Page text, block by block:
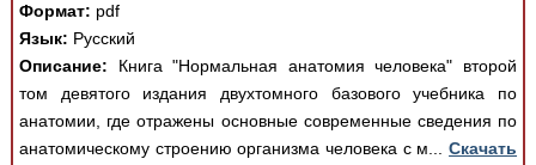
Формат: pdf
Язык: Русский
Описание: Книга "Нормальная анатомия человека" второй
том девятого издания двухтомного базового учебника по
анатомии, где отражены основные современные сведения по
анатомическому строению организма человека с м...Скачать